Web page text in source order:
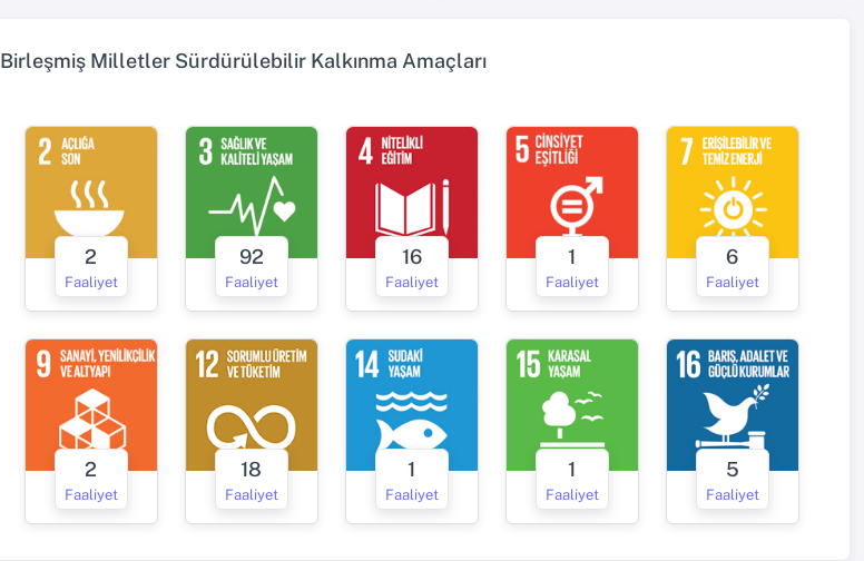
Birleşmiş Milletler Sürdürülebilir Kalkınma Amaçları
2
Faaliyet
92
Faaliyet
16
Faaliyet
1
Faaliyet
6
Faaliyet
2
Faaliyet
18
Faaliyet
1
Faaliyet
1
Faaliyet
5
Faaliyet